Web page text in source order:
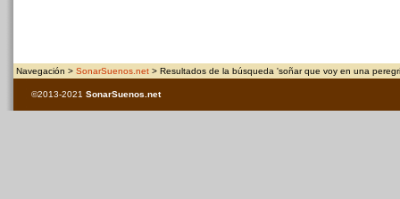
Navegación > SonarSuenos.net > Resultados de la búsqueda 'soñar que voy en una
©2013-2021 SonarSuenos .net